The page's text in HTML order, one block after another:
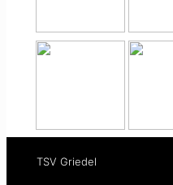
TSV Griedel